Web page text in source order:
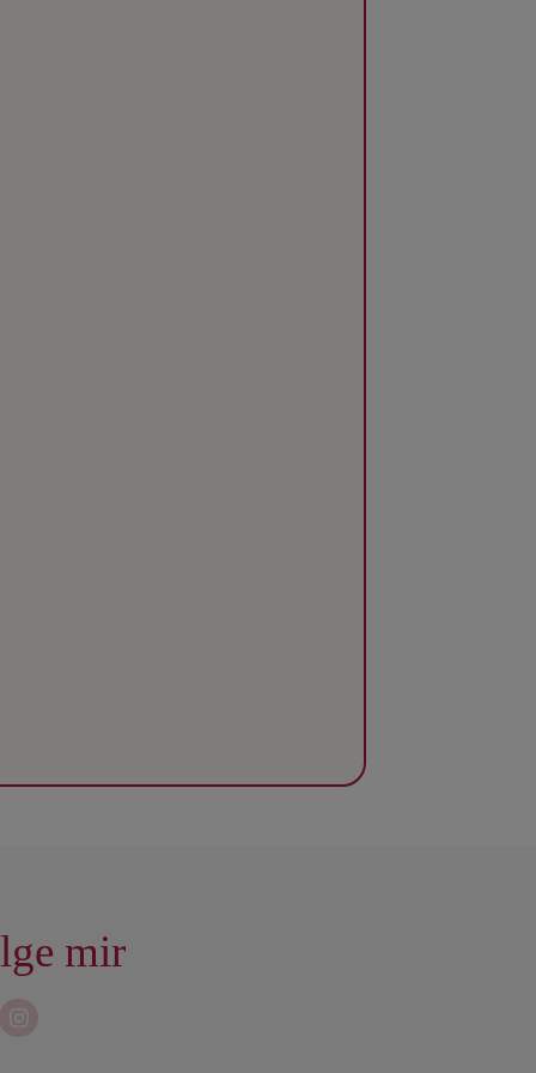
mir